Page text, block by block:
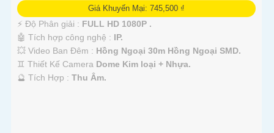
Giá Khuyến Mại: 745,500 ₫
️⚡ Độ Phân giải : FULL HD 1080P .
🤖️ Tích hợp công nghệ : IP.
💥 Video Ban Đêm : Hồng Ngoại 30m Hồng Ngoại SMD.
♊ Thiết Kế Camera Dome Kim loại + Nhựa.
️🔮 Tích Hợp : Thu Âm.